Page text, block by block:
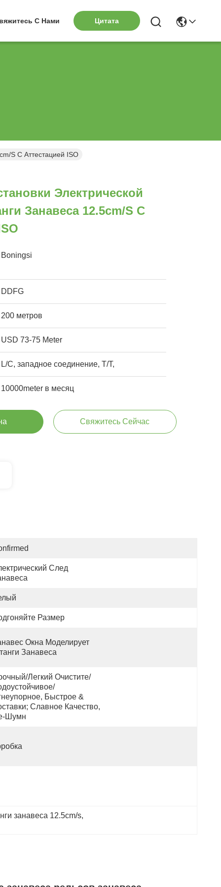
С Нами Цитата
S С Аттестацией ISO
Электрической
Занавеса 12.5cm/S С
Boningsi
DDFG
200 метров
USD 73-75 Meter
L/C, западное соединение, T/T,
10000meter в месяц
Свяжитесь Сейчас
След
Размер
Окна Моделирует
Занавеса
легкий Очистите/
Быстрое &
Славное Качество,
Шумн
занавеса 12.5cm/s,